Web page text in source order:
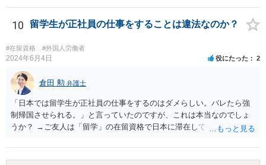
す。 それらを揃えて、イランにある日本大使館ににビザを申請するこ
とになります。 期間は通常９０日、３０日、あるいは１５日ですが、
使館に問い合わせたほうがいいかもしれません。ネットでの情報収集
もしたほうがいいと思います
10 留学生が正社員の仕事をすることは違法なのか？
#在留資格 #外国人労働者
2024年6月4日 役にたった 2
倉田 勲 弁護士
「日本では留学生が正社員の仕事をするのはダメらしい。バレたら強
制帰国させられる。」と言っていたのですが、これは本当なのでしょ
うか？ →ご友人は「留学」の在留資格で日本に滞在していると思いま
の就労をするにしても「資格外活動許可」が必要です。なおそれ以上
就労する場合は、就労可能なビザが必要ですので、いずれにしても就